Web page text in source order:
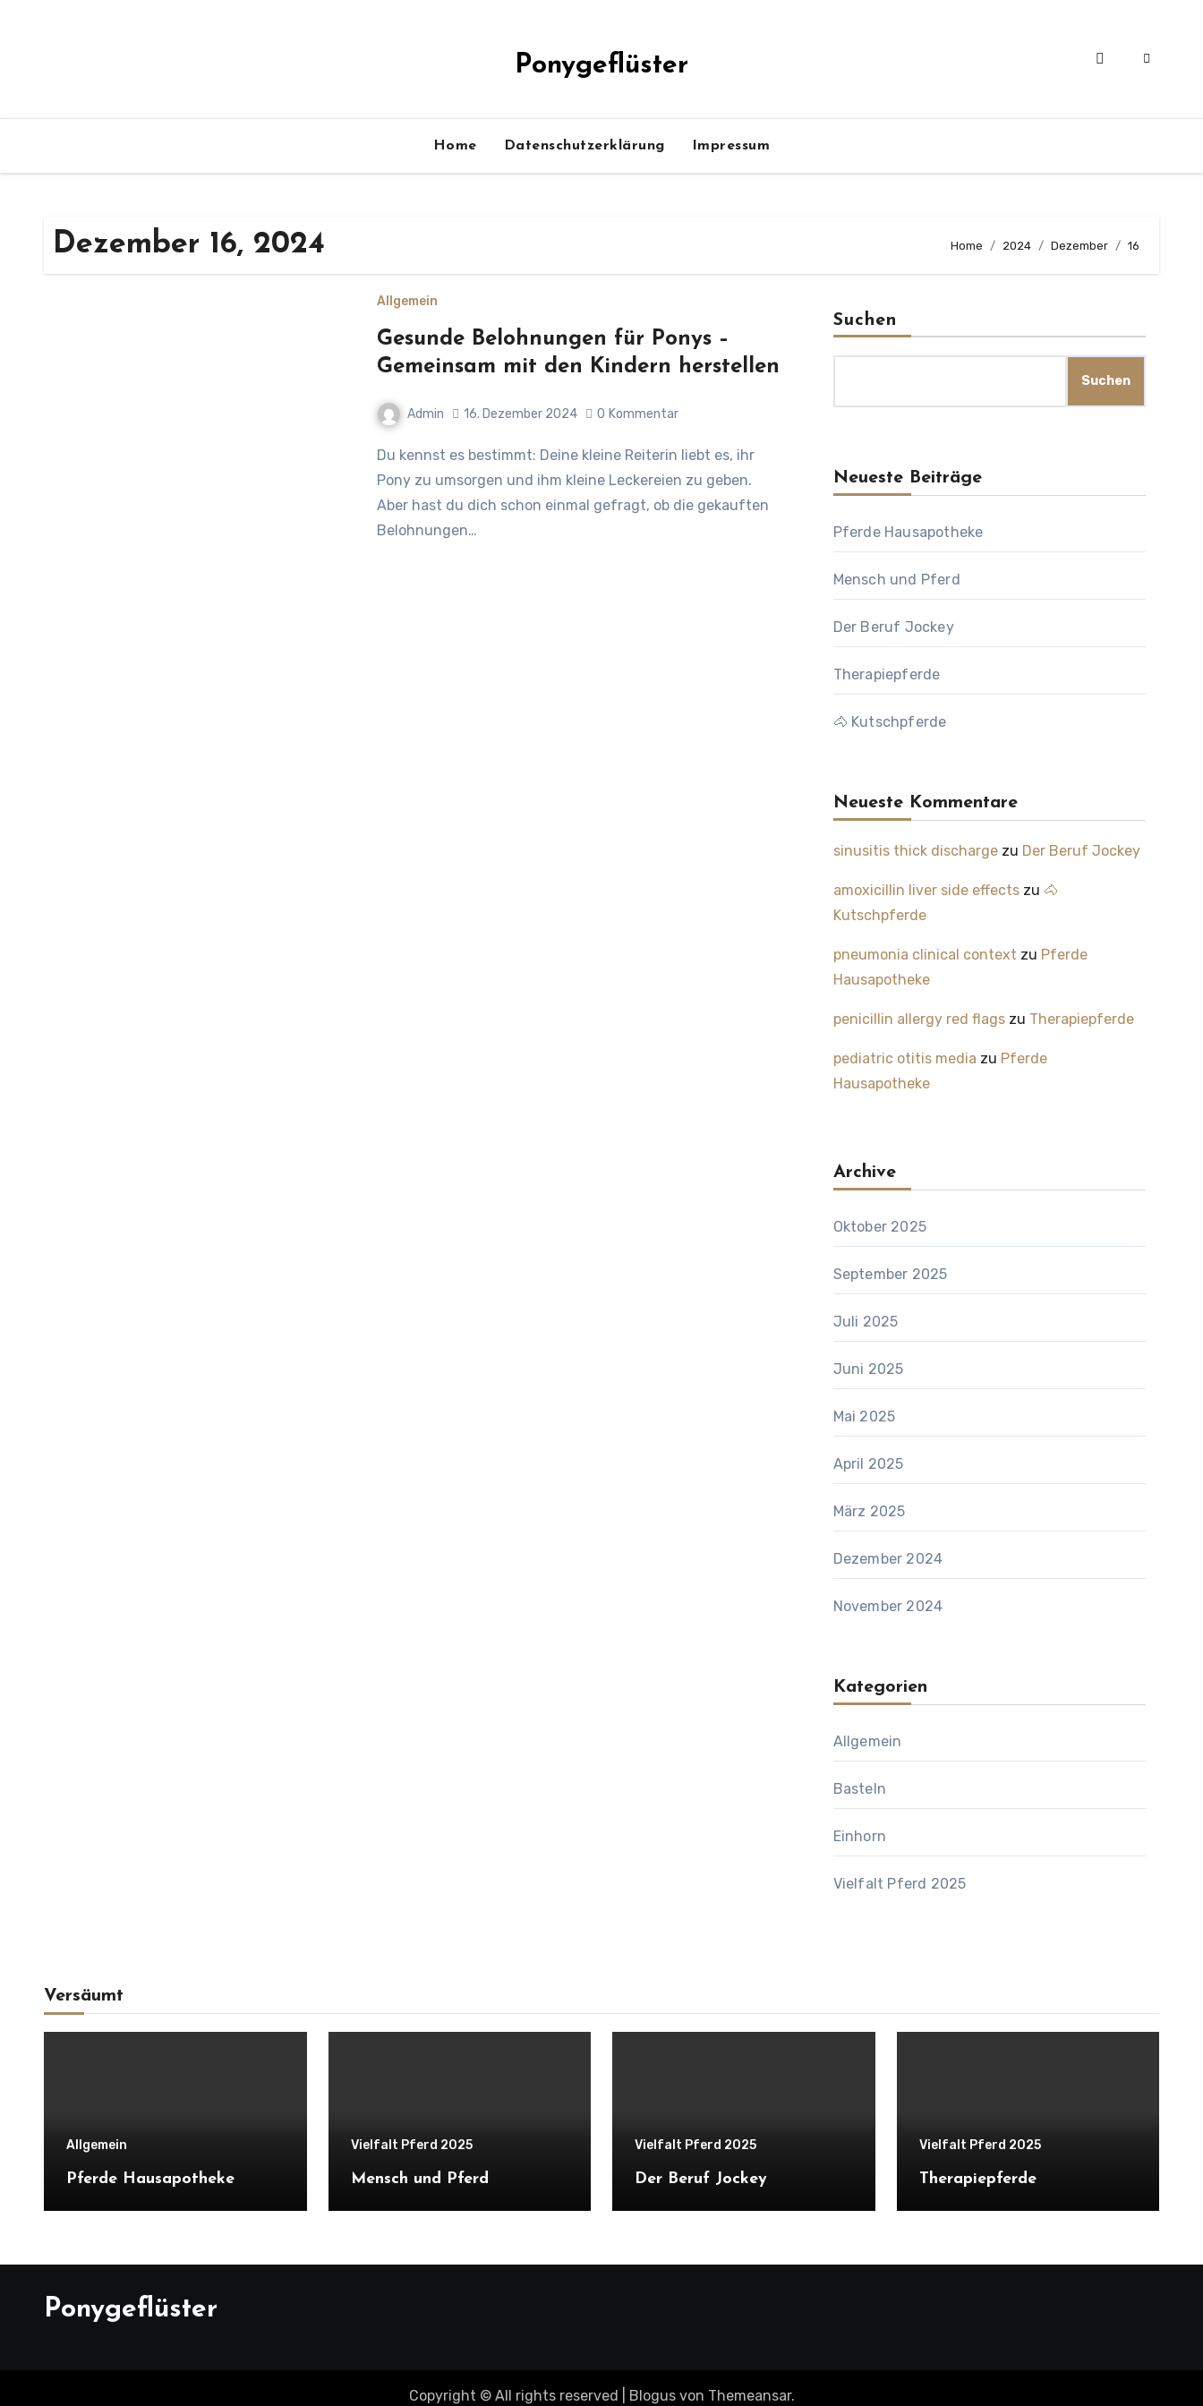
Ponygeflüster
Home Datenschutzerklärung Impressum
Dezember 16, 2024 Home 2024 Dezember 16
Allgemein
Gesunde Belohnungen für Ponys –
Gemeinsam mit den Kindern herstellen
Admin 16. Dezember 2024 0 Kommentar
Du kennst es bestimmt: Deine kleine Reiterin liebt es, ihr
Pony zu umsorgen und ihm kleine Leckereien zu geben.
Aber hast du dich schon einmal gefragt, ob die gekauften
Belohnungen…
Suchen
Suchen
Neueste Beiträge
Pferde Hausapotheke
Mensch und Pferd
Der Beruf Jockey
Therapiepferde
🐴 Kutschpferde
Neueste Kommentare
sinusitis thick dischargezu Der Beruf Jockey
amoxicillin liver side effectszu 🐴
Kutschpferde
pneumonia clinical context zu Pferde
Hausapotheke
penicillin allergy red flagszu Therapiepferde
pediatric otitis media zu Pferde
Hausapotheke
Archive
Oktober 2025
September 2025
Juli 2025
Juni 2025
Mai 2025
April 2025
März 2025
Dezember 2024
November 2024
Kategorien
Allgemein
Basteln
Einhorn
Vielfalt Pferd 2025
Versäumt
Allgemein
Pferde Hausapotheke
Vielfalt Pferd 2025
Mensch und Pferd
Vielfalt Pferd 2025
Der Beruf Jockey
Vielfalt Pferd 2025
Therapiepferde
Ponygeflüster
Copyright © All rights reserved Blogusvon Themeansar.